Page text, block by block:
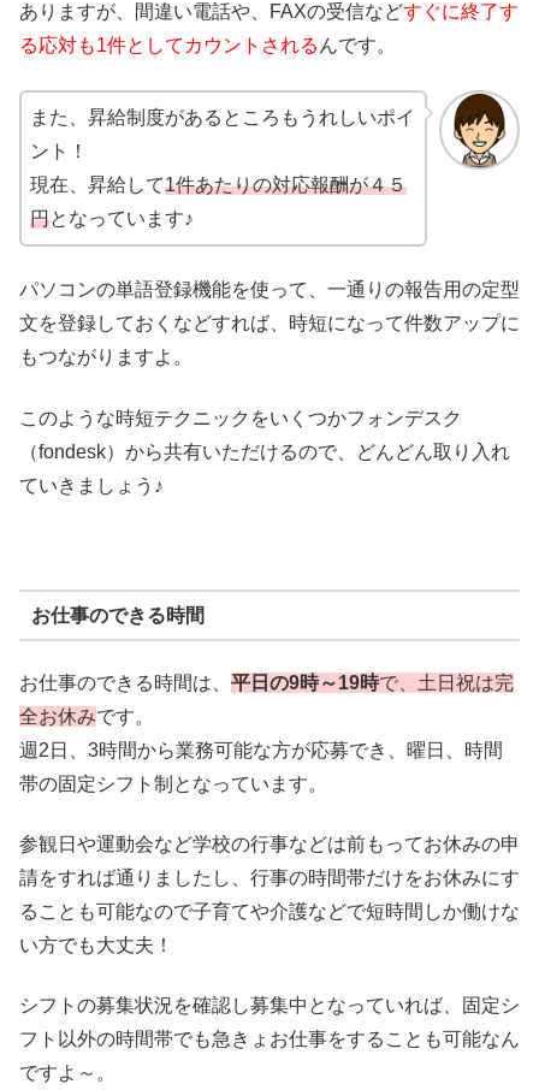
ありますが、間違い電話や、FAXの受信などすぐに終了す
る応対も1件としてカウントされる んです。
また、昇給制度があるところもうれしいポイ
ント！
現在、昇給して1件あたりの対応報酬が４５
円となっています♪
パソコンの単語登録機能を使って、一通りの報告用の定型
文を登録しておくなどすれば、時短になって件数アップに
もつながりますよ。
このような時短テクニックをいくつかフォンデスク
（fondesk）から共有いただけるので、どんどん取り入れ
ていきましょう♪
お仕事のできる時間
お仕事のできる時間は、 平日の9時～19時で、土日祝は完
全お休みです。
週2日、3時間から業務可能な方が応募でき、曜日、時間
帯の固定シフト制となっています。
参観日や運動会など学校の行事などは前もってお休みの申
請をすれば通りましたし、行事の時間帯だけをお休みにす
ることも可能なので子育てや介護などで短時間しか働けな
い方でも大丈夫！
シフトの募集状況を確認し募集中となっていれば、固定シ
フト以外の時間帯でも急きょお仕事をすることも可能なん
ですよ～。